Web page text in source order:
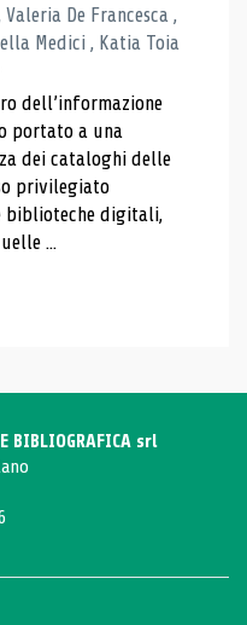
De Francesca ,
Medici , Katia Toia
dell’informazione
portato a una
dei cataloghi delle
privilegiato
biblioteche digitali,
...
srl